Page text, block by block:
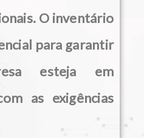
O inventário
para garantir
esteja em
as exigências